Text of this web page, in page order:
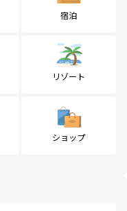
宿泊
リゾート
ショップ